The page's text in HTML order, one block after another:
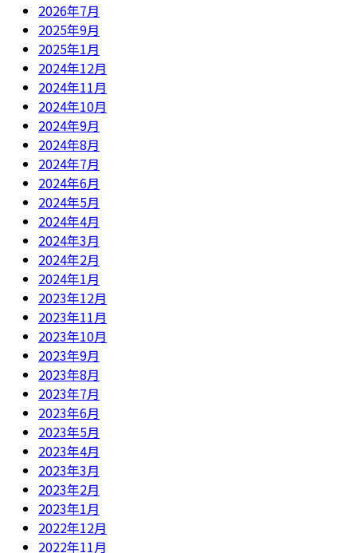
2026年7月
2025年9月
2025年1月
2024年12月
2024年11月
2024年10月
2024年9月
2024年8月
2024年7月
2024年6月
2024年5月
2024年4月
2024年3月
2024年2月
2024年1月
2023年12月
2023年11月
2023年10月
2023年9月
2023年8月
2023年7月
2023年6月
2023年5月
2023年4月
2023年3月
2023年2月
2023年1月
2022年12月
2022年11月